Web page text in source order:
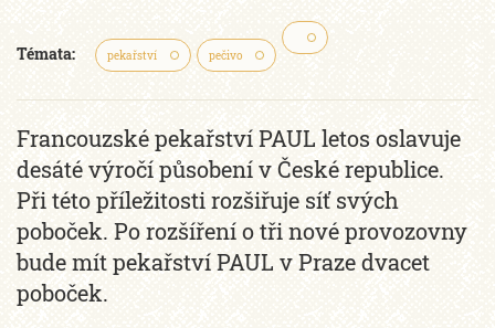
Témata: pekařství pečivo
Francouzské pekařství PAUL letos oslavuje
desáté výročí působení v České republice.
Při této příležitosti rozšiřuje síť svých
poboček. Po rozšíření o tři nové provozovny
bude mít pekařství PAUL v Praze dvacet
poboček.